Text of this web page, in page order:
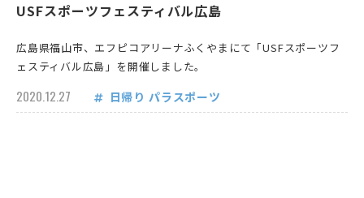
USFスポーツフェスティバル広島
広島県福山市、エフピコアリーナふくやまにて「USFスポーツフ
ェスティバル広島」を開催しました。
2020.12.27 日帰り パラスポーツ